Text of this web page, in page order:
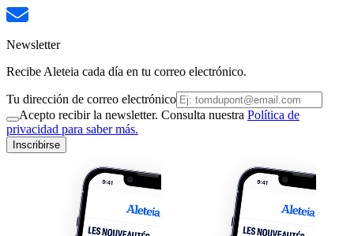
Newsletter
Recibe Aleteia cada día en tu correo electrónico.
Tu dirección de correo electrónico
Acepto recibir la newsletter. Consulta nuestra Política de
privacidad para saber más.
Inscribirse